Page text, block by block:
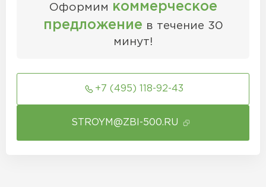
Оформим коммерческое
предложение в течение 30
минут!
+7 (495) 118-92-43
STROYM@ZBI-500.RU